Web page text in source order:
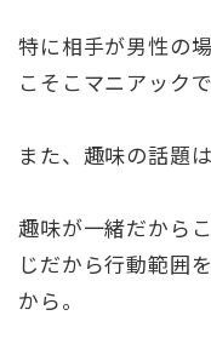
特に相手が男性の
こそこマニアック
また、趣味の話題
趣味が一緒だから
じだから行動範囲
から。